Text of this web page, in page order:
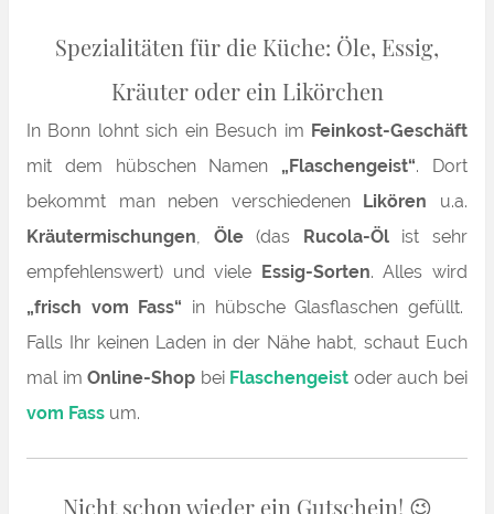
Spezialitäten für die Küche: Öle, Essig,
Kräuter oder ein Likörchen
In Bonn lohnt sich ein Besuch im Feinkost-Geschäft
mit dem hübschen Namen „Flaschengeist“. Dort
bekommt man neben verschiedenen Likören u.a.
Kräutermischungen, Öle(das Rucola-Ölist sehr
empfehlenswert) und viele Essig-Sorten. Alles wird
„frisch vom Fass“ in hübsche Glasflaschen gefüllt.
Falls Ihr keinen Laden in der Nähe habt, schaut Euch
mal imOnline-Shop bei Flaschengeist oder auch bei
vom Fass um.
Nicht schon wieder ein Gutschein! 😉